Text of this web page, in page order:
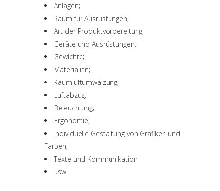
Anlagen;
Raum für Ausrüstungen;
Art der Produktvorbereitung;
Geräte und Ausrüstungen;
Gewichte;
Materialien;
Raumluftumwälzung;
Luftabzug;
Beleuchtung;
Ergonomie;
Individuelle Gestaltung von Grafiken und
Farben;
Texte und Kommunikation;
usw.